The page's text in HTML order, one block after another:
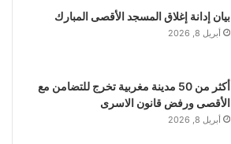
بيان إدانة إغلاق المسجد الأقصى المبارك
أبريل 8, 2026
أكثر من 50 مدينة مغربية تخرج للتضامن مع
الأقصى ورفض قانون الاسرى
أبريل 8, 2026